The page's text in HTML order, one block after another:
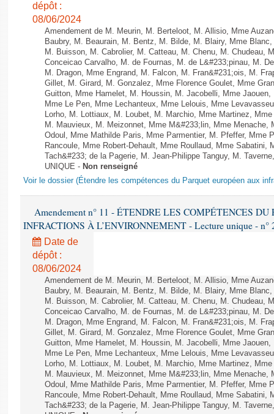
dépôt :
08/06/2024
Amendement de M. Meurin, M. Berteloot, M. Allisio, Mme
Baubry, M. Beaurain, M. Bentz, M. Bilde, M. Blairy, Mme
M. Buisson, M. Cabrolier, M. Catteau, M. Chenu, M. Chudeau,
Conceicao Carvalho, M. de Fournas, M. de L&#233;pinau, M.
M. Dragon, Mme Engrand, M. Falcon, M. Fran&#231;ois, M.
Gillet, M. Girard, M. Gonzalez, Mme Florence Goulet, Mme
Guitton, Mme Hamelet, M. Houssin, M. Jacobelli, Mme
Mme Le Pen, Mme Lechanteux, Mme Lelouis, Mme
Lorho, M. Lottiaux, M. Loubet, M. Marchio, Mme Martinez,
M. Mauvieux, M. Meizonnet, Mme M&#233;lin, Mme Menache,
Odoul, Mme Mathilde Paris, Mme Parmentier, M. Pfeffer, Mme
Rancoule, Mme Robert-Dehault, Mme Roullaud, Mme
Tach&#233; de la Pagerie, M. Jean-Philippe Tanguy, M.
UNIQUE - Non renseigné
Voir le dossier (Étendre les compétences du Parquet européen aux
Amendement n° 11 - ÉTENDRE LES COMPÉTENCES
INFRACTIONS À L’ENVIRONNEMENT - Lecture unique - n°
Date de
dépôt :
08/06/2024
Amendement de M. Meurin, M. Berteloot, M. Allisio, Mme
Baubry, M. Beaurain, M. Bentz, M. Bilde, M. Blairy, Mme
M. Buisson, M. Cabrolier, M. Catteau, M. Chenu, M. Chudeau,
Conceicao Carvalho, M. de Fournas, M. de L&#233;pinau, M.
M. Dragon, Mme Engrand, M. Falcon, M. Fran&#231;ois, M.
Gillet, M. Girard, M. Gonzalez, Mme Florence Goulet, Mme
Guitton, Mme Hamelet, M. Houssin, M. Jacobelli, Mme
Mme Le Pen, Mme Lechanteux, Mme Lelouis, Mme
Lorho, M. Lottiaux, M. Loubet, M. Marchio, Mme Martinez,
M. Mauvieux, M. Meizonnet, Mme M&#233;lin, Mme Menache,
Odoul, Mme Mathilde Paris, Mme Parmentier, M. Pfeffer, Mme
Rancoule, Mme Robert-Dehault, Mme Roullaud, Mme
Tach&#233; de la Pagerie, M. Jean-Philippe Tanguy, M.